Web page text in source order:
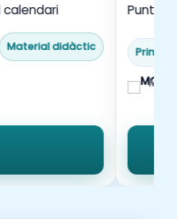
Material didàctic
Punt